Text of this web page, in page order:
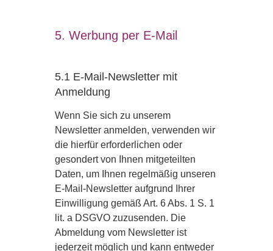
5. Werbung per E-Mail
5.1 E-Mail-Newsletter mit
Anmeldung
Wenn Sie sich zu unserem
Newsletter anmelden, verwenden wir
die hierfür erforderlichen oder
gesondert von Ihnen mitgeteilten
Daten, um Ihnen regelmäßig unseren
E-Mail-Newsletter aufgrund Ihrer
Einwilligung gemäß Art. 6 Abs. 1 S. 1
lit. a DSGVO zuzusenden. Die
Abmeldung vom Newsletter ist
jederzeit möglich und kann entweder